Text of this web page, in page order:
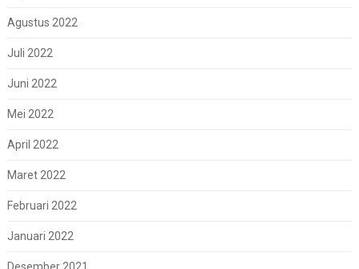
Agustus 2022
Juli 2022
Juni 2022
Mei 2022
April 2022
Maret 2022
Februari 2022
Januari 2022